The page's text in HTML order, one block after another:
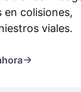
en colisiones,
viales.